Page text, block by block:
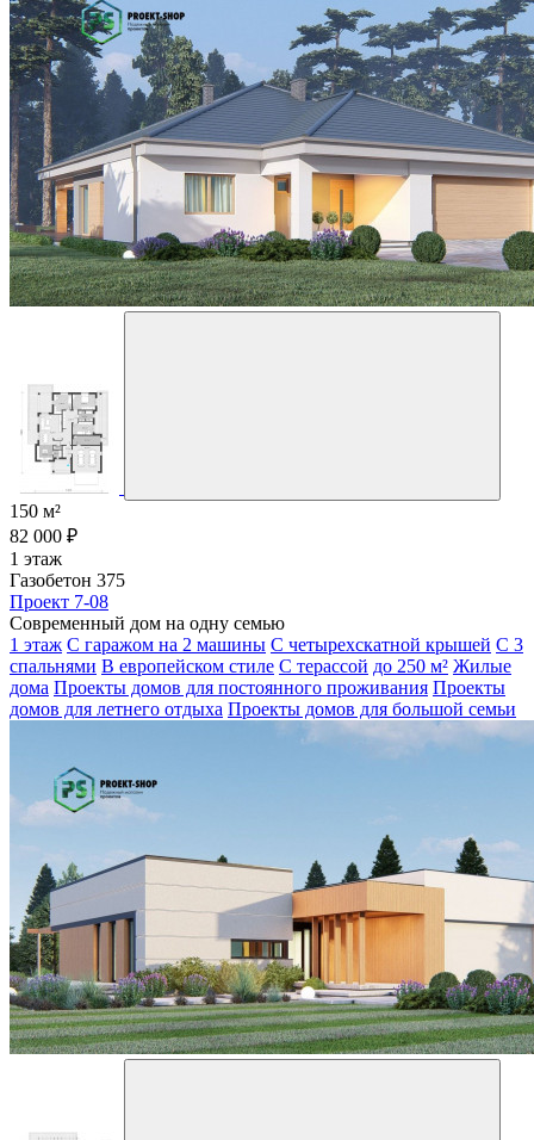
150 м²
82 000 ₽
1 этаж
Газобетон 375
Проект 7-08
Современный дом на одну семью
1 этаж С гаражом на 2 машины С четырехскатной крышей С 3
спальнями В европейском стиле С терассой до 250 м² Жилые
дома Проекты домов для постоянного проживания Проекты
домов для летнего отдыха Проекты домов для большой семьи